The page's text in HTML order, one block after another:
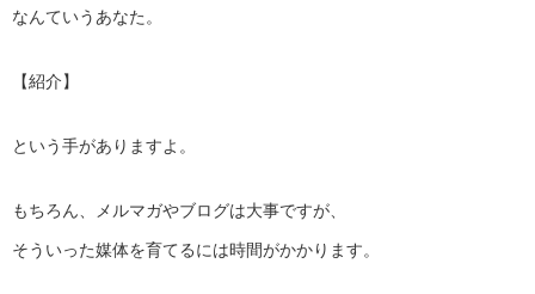
なんていうあなた。
【紹介】
という手がありますよ。
もちろん、メルマガやブログは大事ですが、
そういった媒体を育てるには時間がかかります。